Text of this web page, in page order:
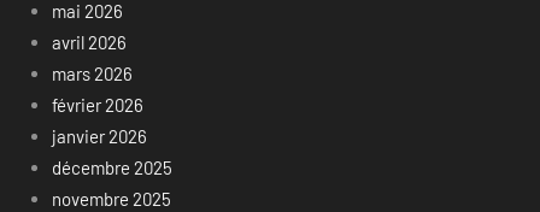
mai 2026
avril 2026
mars 2026
février 2026
janvier 2026
décembre 2025
novembre 2025